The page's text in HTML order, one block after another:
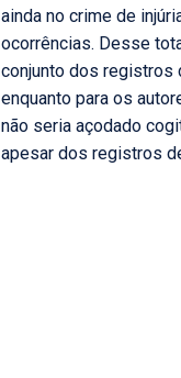
ainda no crime de
ocorrências. Desse
conjunto dos registros
enquanto para os
não seria açodado
apesar dos registros